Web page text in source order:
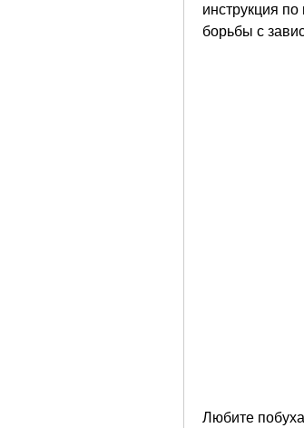
инструкция
борьбы с
Любите